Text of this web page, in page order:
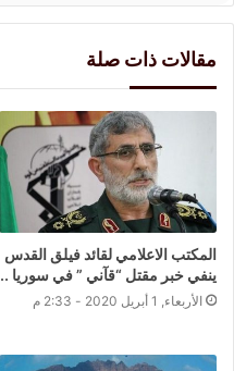
مقالات ذات صلة
المكتب الاعلامي لقائد فيلق القدس
ينفي خبر مقتل “قآني ” في سوريا ..
الأربعاء, 1 أبريل 2020 - 2:33 م